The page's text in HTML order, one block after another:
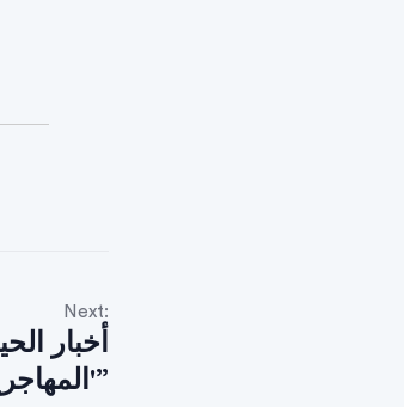
Next:
المهاجرين ‘ألكاتراز التمساح'”